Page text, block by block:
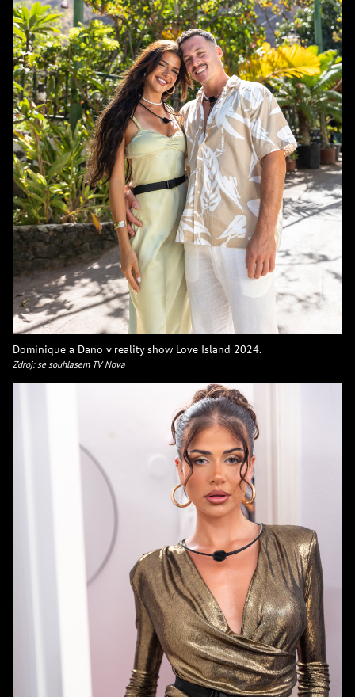
Dominique a Dano v reality show Love Island 2024.
Zdroj: se souhlasem TV Nova